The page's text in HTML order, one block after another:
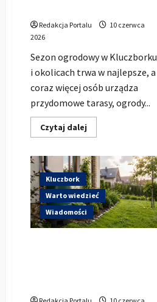
udziału
w
Redakcja Portalu
10 czerwca
2026
Sezon ogrodowy w Kluczborku
i okolicach trwa w najlepsze, a
coraz więcej osób urządza
przydomowe tarasy, ogrody...
Czytaj dalej
się
Gdzie
w
Kluczborku
kupić
dobrą
pergolę
ogrodową
z
aluminium?
Kluczbork
Warto wiedzieć
Wiadomości